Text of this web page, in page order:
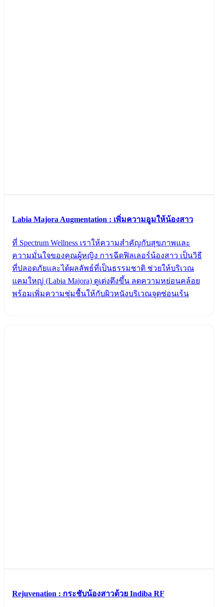
Labia Majora Augmentation : เพิ่มความอูมให้น้องสาว
ที่ Spectrum Wellness เราให้ความสำคัญกับสุขภาพและ
ความมั่นใจของคุณผู้หญิง การฉีดฟิลเลอร์น้องสาว เป็นวิธี
ที่ปลอดภัยและได้ผลลัพธ์ที่เป็นธรรมชาติ ช่วยให้บริเวณ
แคมใหญ่ (Labia Majora) ดูเต่งตึงขึ้น ลดความหย่อนคล้อย
พร้อมเพิ่มความชุ่มชื้นให้กับผิวหนังบริเวณจุดซ่อนเร้น
Rejuvenation : กระชับน้องสาวด้วย Indiba RF